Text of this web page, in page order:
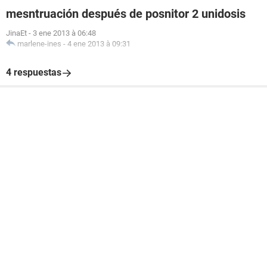
mesntruación después de posnitor 2 unidosis
JinaEt - 3 ene 2013 à 06:48
marlene-ines - 4 ene 2013 à 09:31
4 respuestas